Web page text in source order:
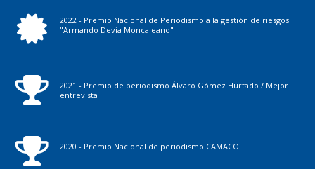
2022 - Premio Nacional de Periodismo a la gestión de riesgos
"Armando Devia Moncaleano"
2021 - Premio de periodismo Álvaro Gómez Hurtado / Mejor
entrevista
2020 - Premio Nacional de periodismo CAMACOL